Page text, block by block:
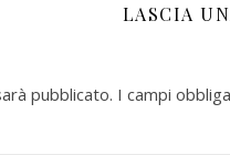
LASCIA
pubblicato. I campi